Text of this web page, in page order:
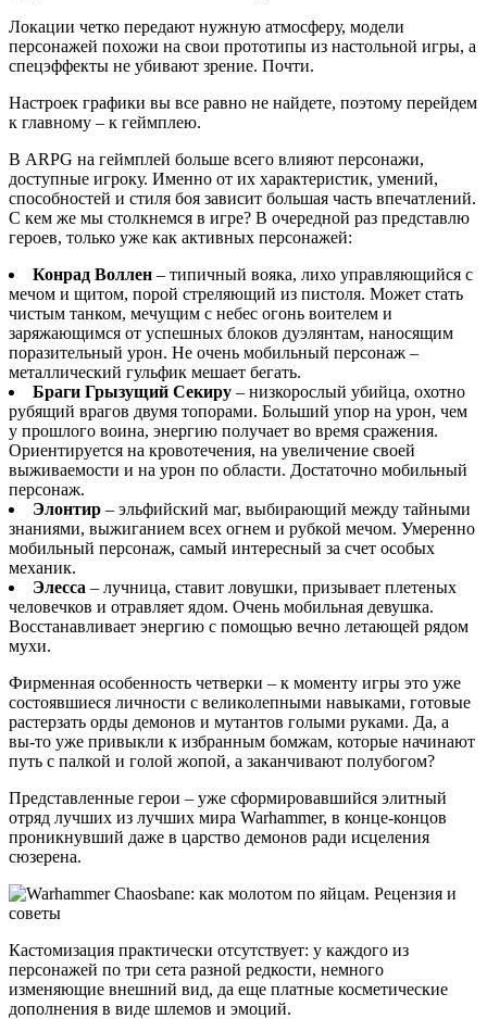
Локации четко передают нужную атмосферу, модели
персонажей похожи на свои прототипы из настольной игры, а
спецэффекты не убивают зрение. Почти.
Настроек графики вы все равно не найдете, поэтому перейдем
к главному – к геймплею.
В ARPG на геймплей больше всего влияют персонажи,
доступные игроку. Именно от их характеристик, умений,
способностей и стиля боя зависит большая часть впечатлений.
С кем же мы столкнемся в игре? В очередной раз представлю
героев, только уже как активных персонажей:
Конрад Воллен – типичный вояка, лихо управляющийся с
мечом и щитом, порой стреляющий из пистоля. Может стать
чистым танком, мечущим с небес огонь воителем и
заряжающимся от успешных блоков дуэлянтам, наносящим
поразительный урон. Не очень мобильный персонаж –
металлический гульфик мешает бегать.
Браги Грызущий Секиру – низкорослый убийца, охотно
рубящий врагов двумя топорами. Больший упор на урон, чем
у прошлого воина, энергию получает во время сражения.
Ориентируется на кровотечения, на увеличение своей
выживаемости и на урон по области. Достаточно мобильный
персонаж.
Элонтир – эльфийский маг, выбирающий между тайными
знаниями, выжиганием всех огнем и рубкой мечом. Умеренно
мобильный персонаж, самый интересный за счет особых
механик.
Элесса – лучница, ставит ловушки, призывает плетеных
человечков и отравляет ядом. Очень мобильная девушка.
Восстанавливает энергию с помощью вечно летающей рядом
мухи.
Фирменная особенность четверки – к моменту игры это уже
состоявшиеся личности с великолепными навыками, готовые
растерзать орды демонов и мутантов голыми руками. Да, а
вы-то уже привыкли к избранным бомжам, которые начинают
путь с палкой и голой жопой, а заканчивают полубогом?
Представленные герои – уже сформировавшийся элитный
отряд лучших из лучших мира Warhammer, в конце-концов
проникнувший даже в царство демонов ради исцеления
сюзерена.
Кастомизация практически отсутствует: у каждого из
персонажей по три сета разной редкости, немного
изменяющие внешний вид, да еще платные косметические
дополнения в виде шлемов и эмоций.